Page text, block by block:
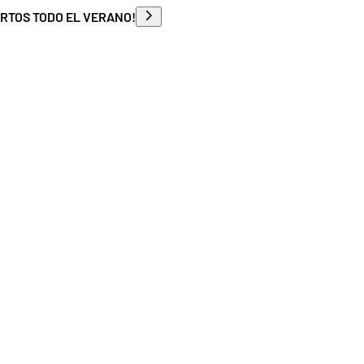
TODO EL VERANO!